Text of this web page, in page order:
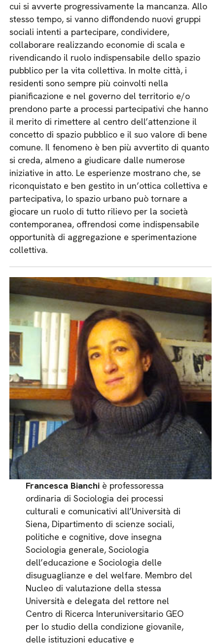
cui si avverte progressivamente la mancanza. Allo
stesso tempo, si vanno diffondendo nuovi gruppi
sociali intenti a partecipare, condividere,
collaborare realizzando economie di scala e
rivendicando il ruolo indispensabile dello spazio
pubblico per la vita collettiva. In molte città, i
residenti sono sempre più coinvolti nella
pianificazione e nel governo del territorio e/o
prendono parte a processi partecipativi che hanno
il merito di rimettere al centro dell’attenzione il
concetto di spazio pubblico e il suo valore di bene
comune. Il fenomeno è ben più avvertito di quanto
si creda, almeno a giudicare dalle numerose
iniziative in atto. Le esperienze mostrano che, se
riconquistato e ben gestito in un’ottica collettiva e
partecipativa, lo spazio urbano può tornare a
giocare un ruolo di tutto rilievo per la società
contemporanea, offrendosi come indispensabile
opportunità di aggregazione e sperimentazione
collettiva.
Francesca Bianchi è professoressa
ordinaria di Sociologia dei processi
culturali e comunicativi all’Università di
Siena, Dipartimento di scienze sociali,
politiche e cognitive, dove insegna
Sociologia generale, Sociologia
dell’educazione e Sociologia delle
disuguaglianze e del welfare. Membro del
Nucleo di valutazione della stessa
Università e delegata del rettore nel
Centro di Ricerca Interuniversitario GEO
per lo studio della condizione giovanile,
delle istituzioni educative e